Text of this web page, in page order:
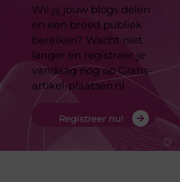
Wil jij jouw blogs delen
en een breed publiek
bereiken? Wacht niet
langer en registreer je
vandaag nog op Gratis-
artikel-plaatsen.nl
Registreer nu!